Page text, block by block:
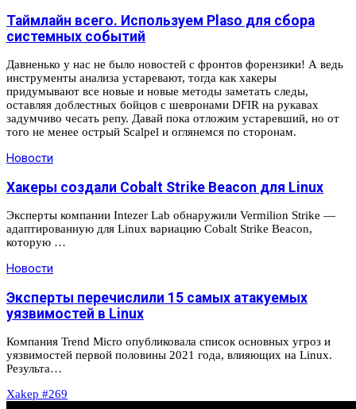
Таймлайн всего. Используем Plaso для сбора
системных событий
Давненько у нас не было новостей с фронтов форензики! А ведь
инструменты анализа устаревают, тогда как хакеры
придумывают все новые и новые методы заметать следы,
оставляя доблестных бойцов с шевронами DFIR на рукавах
задумчиво чесать репу. Давай пока отложим устаревший, но от
того не менее острый Scalpel и оглянемся по сторонам.
Новости
Хакеры создали Cobalt Strike Beacon для Linux
Эксперты компании Intezer Lab обнаружили Vermilion Strike —
адаптированную для Linux вариацию Cobalt Strike Beacon,
которую …
Новости
Эксперты перечислили 15 самых атакуемых
уязвимостей в Linux
Компания Trend Micro опубликовала список основных угроз и
уязвимостей первой половины 2021 года, влияющих на Linux.
Результа…
Xakep #269